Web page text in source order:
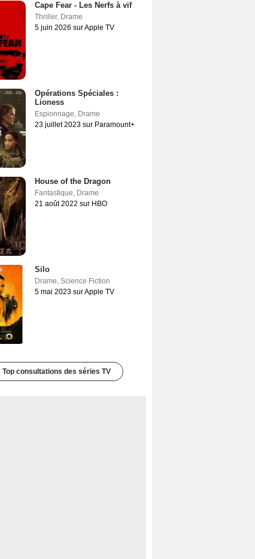
Cape Fear - Les Nerfs à vif
Thriller, Drame
5 juin 2026 sur Apple TV
Opérations Spéciales :
Lioness
Espionnage, Drame
23 juillet 2023 sur Paramount+
House of the Dragon
Fantastique, Drame
21 août 2022 sur HBO
Silo
Drame, Science Fiction
5 mai 2023 sur Apple TV
Top consultations des séries TV